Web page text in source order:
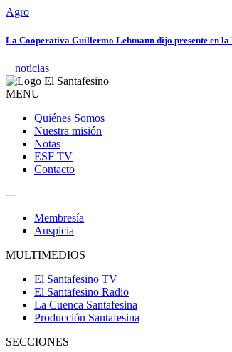
Agro
La Cooperativa Guillermo Lehmann dijo presente en
+ noticias
MENU
Quiénes Somos
Nuestra misión
Notas
ESF TV
Contacto
---
Membresía
Auspicia
MULTIMEDIOS
El Santafesino TV
El Santafesino Radio
La Cuenca Santafesina
Producción Santafesina
SECCIONES